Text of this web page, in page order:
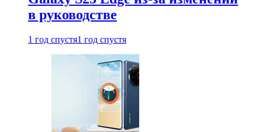
в руководстве
1 год спустя1 год спустя